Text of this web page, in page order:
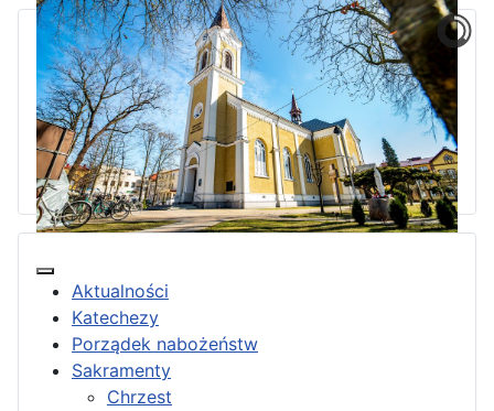
Aktualności
Katechezy
Porządek nabożeństw
Sakramenty
Chrzest